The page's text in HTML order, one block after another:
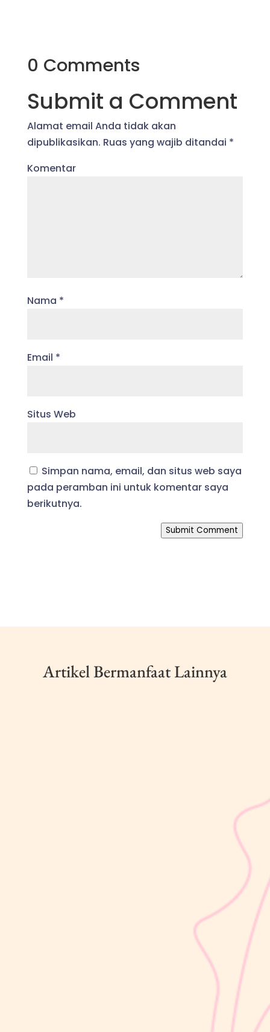
0 Comments
Submit a Comment
Alamat email Anda tidak akan
dipublikasikan. Ruas yang wajib ditandai *
Komentar
Nama *
Email *
Situs Web
Simpan nama, email, dan situs web saya
pada peramban ini untuk komentar saya
berikutnya.
Submit Comment
Artikel Bermanfaat Lainnya
dalam masa 1000 Hari Pertama Kehidupan (HPK). Pada tahap ini,
perkembangan si Kecil berlangsung sangat pesat, mulai dari
kemampuan berjalan, berbicara, hingga berinteraksi dengan orang